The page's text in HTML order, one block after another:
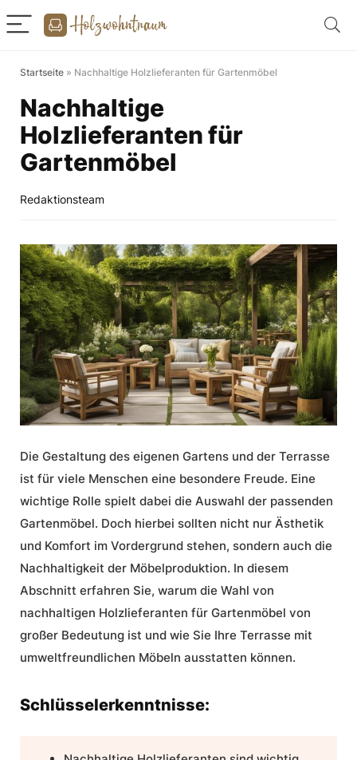
Startseite » Nachhaltige Holzlieferanten für Gartenmöbel
Nachhaltige
Holzlieferanten für
Gartenmöbel
Redaktionsteam
Die Gestaltung des eigenen Gartens und der Terrasse
ist für viele Menschen eine besondere Freude. Eine
wichtige Rolle spielt dabei die Auswahl der passenden
Gartenmöbel. Doch hierbei sollten nicht nur Ästhetik
und Komfort im Vordergrund stehen, sondern auch die
Nachhaltigkeit der Möbelproduktion. In diesem
Abschnitt erfahren Sie, warum die Wahl von
nachhaltigen Holzlieferanten für Gartenmöbel von
großer Bedeutung ist und wie Sie Ihre Terrasse mit
umweltfreundlichen Möbeln ausstatten können.
Schlüsselerkenntnisse: